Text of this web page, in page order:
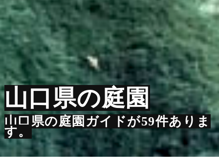
山口県の庭園
山口県の庭園ガイドが59件ありま
す。